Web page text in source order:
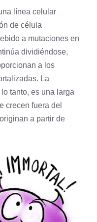
línea celular
de célula
a mutaciones en
dividiéndose,
a los
La
tanto, es una larga
crecen fuera del
a partir de